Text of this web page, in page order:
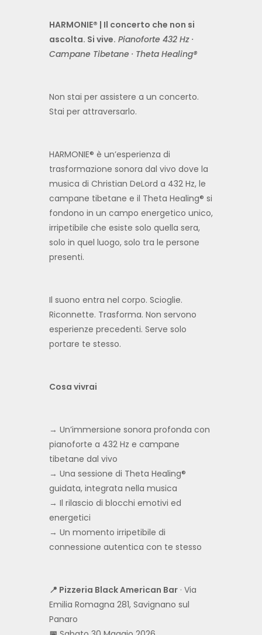
HARMONIE® | Il concerto che non si
ascolta. Si vive. Pianoforte 432 Hz ·
Campane Tibetane · Theta Healing®
Non stai per assistere a un concerto.
Stai per attraversarlo.
HARMONIE® è un’esperienza di
trasformazione sonora dal vivo dove la
musica di Christian DeLord a 432 Hz, le
campane tibetane e il Theta Healing® si
fondono in un campo energetico unico,
irripetibile che esiste solo quella sera,
solo in quel luogo, solo tra le persone
presenti.
Il suono entra nel corpo. Scioglie.
Riconnette. Trasforma. Non servono
esperienze precedenti. Serve solo
portare te stesso.
Cosa vivrai
→ Un’immersione sonora profonda con
pianoforte a 432 Hz e campane
tibetane dal vivo
→ Una sessione di Theta Healing®
guidata, integrata nella musica
→ Il rilascio di blocchi emotivi ed
energetici
→ Un momento irripetibile di
connessione autentica con te stesso
📍 Pizzeria Black American Bar · Via
Emilia Romagna 281, Savignano sul
Panaro